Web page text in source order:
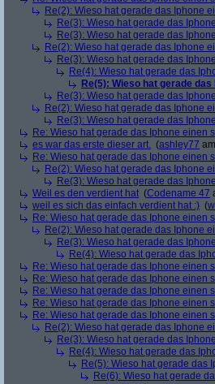
Re(2): Wieso hat gerade das Iphone
Re(3): Wieso hat gerade das
Re(3): Wieso hat gerade das
Re(2): Wieso hat gerade das Iphone
Re(3): Wieso hat gerade das
Re(4): Wieso hat gerade das
Re(5): Wieso hat gerade
Re(3): Wieso hat gerade das
Re(2): Wieso hat gerade das Iphone
Re(3): Wieso hat gerade das
Re: Wieso hat gerade das Iphone einen
es war das erste dieser art. (ashley77
Re: Wieso hat gerade das Iphone einen
Re(2): Wieso hat gerade das Iphone
Re(3): Wieso hat gerade das
Weil es den verdient hat (Codename 47
weil es sich das einfach verdient hat :) (
Re: Wieso hat gerade das Iphone einen
Re(2): Wieso hat gerade das Iphone
Re(3): Wieso hat gerade das
Re(4): Wieso hat gerade das
Re: Wieso hat gerade das Iphone einen
Re: Wieso hat gerade das Iphone einen
Re: Wieso hat gerade das Iphone einen
Re: Wieso hat gerade das Iphone einen
Re: Wieso hat gerade das Iphone einen
Re(2): Wieso hat gerade das Iphone
Re(3): Wieso hat gerade das
Re(4): Wieso hat gerade das
Re(5): Wieso hat gerade das
Re(6): Wieso hat gerade